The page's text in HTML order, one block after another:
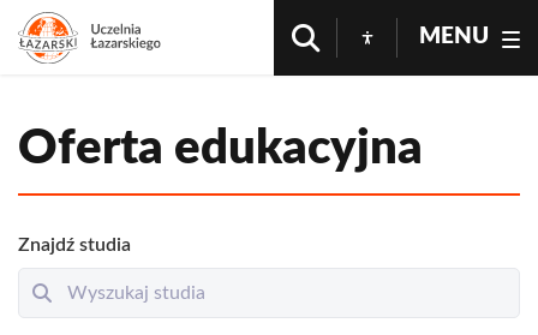
MENU
Oferta edukacyjna
Znajdź studia